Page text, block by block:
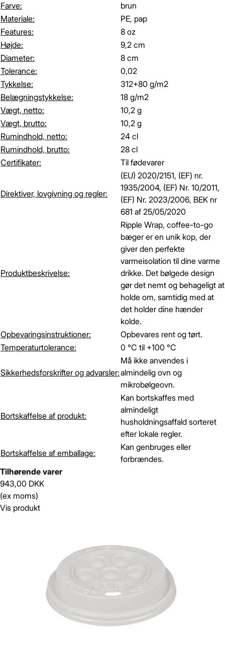
Farve:
brun
Materiale:
PE, pap
Features:
8 oz
Højde:
9,2 cm
Diameter:
8 cm
Tolerance:
0,02
Tykkelse:
312+80 g/m2
Belægningstykkelse:
18 g/m2
Vægt, netto:
10,2 g
Vægt, brutto:
10,2 g
Rumindhold, netto:
24 cl
Rumindhold, brutto:
28 cl
Certifikater:
Til fødevarer
Direktiver, lovgivning og regler:
(EU) 2020/2151, (EF) nr.
1935/2004, (EF) Nr. 10/2011,
(EF) Nr. 2023/2006, BEK nr
681 af 25/05/2020
Produktbeskrivelse:
Ripple Wrap, coffee-to-go
bæger er en unik kop, der
giver den perfekte
varmeisolation til dine varme
drikke. Det bølgede design
gør det nemt og behageligt at
holde om, samtidig med at
det holder dine hænder
kolde.
Opbevaringsinstruktioner:
Opbevares rent og tørt.
Temperaturtolerance:
0 °C til +100 °C
Sikkerhedsforskrifter og advarsler:
Må ikke anvendes i
almindelig ovn og
mikrobølgeovn.
Bortskaffelse af produkt:
Kan bortskaffes med
almindeligt
husholdningsaffald sorteret
efter lokale regler.
Bortskaffelse af emballage:
Kan genbruges eller
forbrændes.
Tilhørende varer
943,00 DKK
(ex moms)
Vis produkt